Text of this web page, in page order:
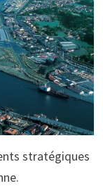
stratégiques